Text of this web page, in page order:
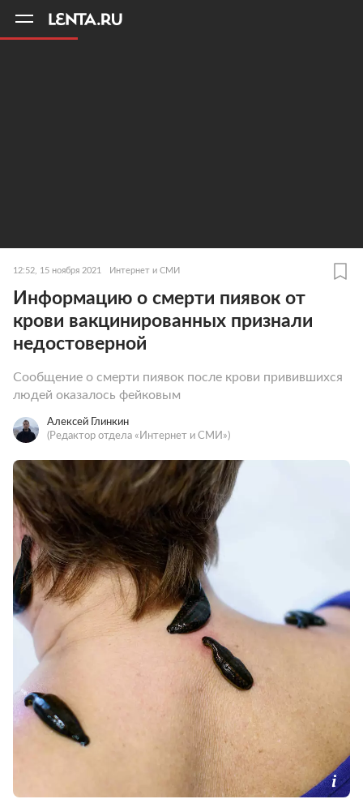
12:52, 15 ноября 2021 Интернет и СМИ
Информацию о смерти пиявок от
крови вакцинированных признали
недостоверной
Сообщение о смерти пиявок после крови привившихся
людей оказалось фейковым
Алексей Глинкин
(Редактор отдела «Интернет и СМИ»)